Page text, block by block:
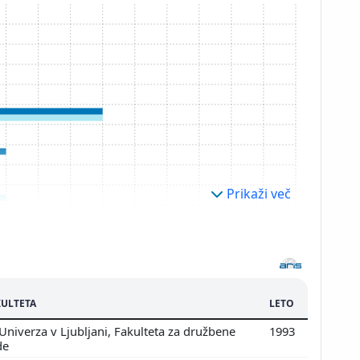
Prikaži več
LETO
Univerza v Ljubljani, Fakulteta za družbene
1993